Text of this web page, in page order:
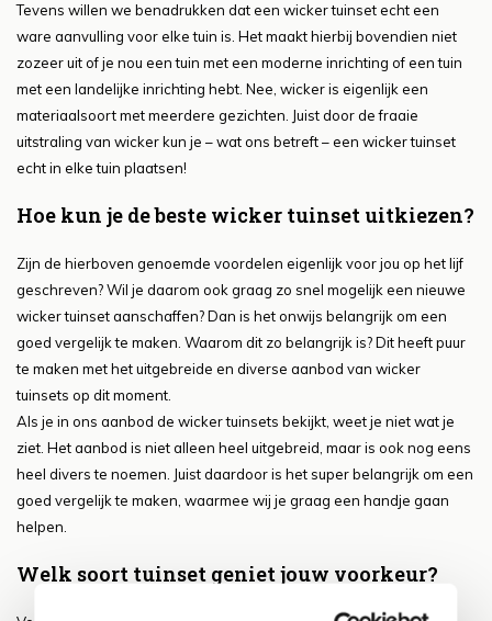
Tevens willen we benadrukken dat een wicker tuinset echt een
ware aanvulling voor elke tuin is. Het maakt hierbij bovendien niet
zozeer uit of je nou een tuin met een moderne inrichting of een tuin
met een landelijke inrichting hebt. Nee, wicker is eigenlijk een
materiaalsoort met meerdere gezichten. Juist door de fraaie
uitstraling van wicker kun je – wat ons betreft – een wicker tuinset
echt in elke tuin plaatsen!
Hoe kun je de beste wicker tuinset uitkiezen?
Zijn de hierboven genoemde voordelen eigenlijk voor jou op het lijf
geschreven? Wil je daarom ook graag zo snel mogelijk een nieuwe
wicker tuinset aanschaffen? Dan is het onwijs belangrijk om een
goed vergelijk te maken. Waarom dit zo belangrijk is? Dit heeft puur
te maken met het uitgebreide en diverse aanbod van wicker
tuinsets op dit moment.
Als je in ons aanbod de wicker tuinsets bekijkt, weet je niet wat je
ziet. Het aanbod is niet alleen heel uitgebreid, maar is ook nog eens
heel divers te noemen. Juist daardoor is het super belangrijk om een
goed vergelijk te maken, waarmee wij je graag een handje gaan
helpen.
Welk soort tuinset geniet jouw voorkeur?